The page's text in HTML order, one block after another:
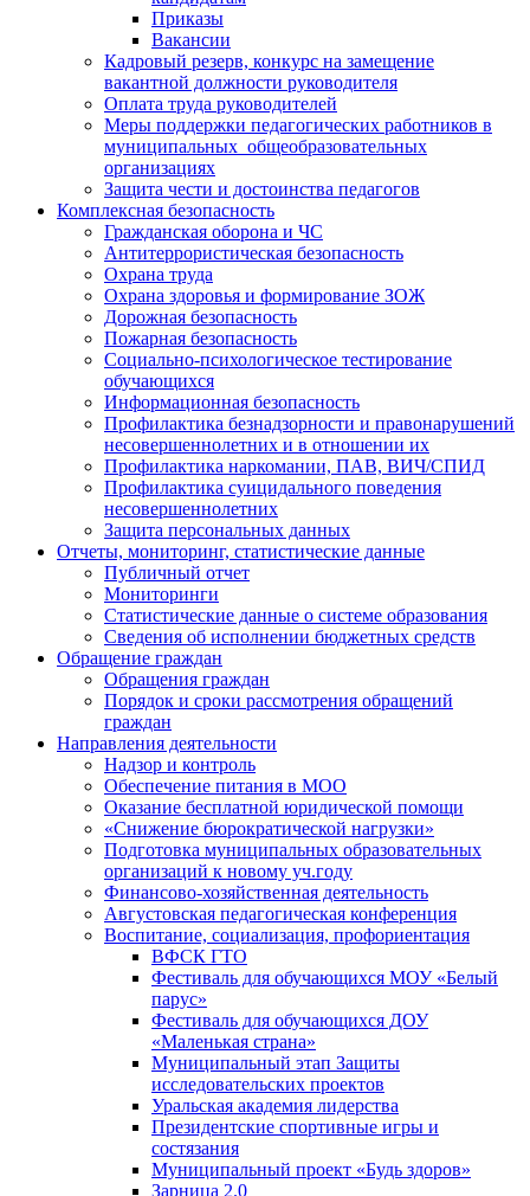
Приказы
Вакансии
Кадровый резерв, конкурс на замещение
вакантной должности руководителя
Оплата труда руководителей
Меры поддержки педагогических работников в
муниципальных общеобразовательных
организациях
Защита чести и достоинства педагогов
Комплексная безопасность
Гражданская оборона и ЧС
Антитеррористическая безопасность
Охрана труда
Охрана здоровья и формирование ЗОЖ
Дорожная безопасность
Пожарная безопасность
Социально-психологическое тестирование
обучающихся
Информационная безопасность
Профилактика безнадзорности и правонарушений
несовершеннолетних и в отношении их
Профилактика наркомании, ПАВ, ВИЧ/СПИД
Профилактика суицидального поведения
несовершеннолетних
Защита персональных данных
Отчеты, мониторинг, статистические данные
Публичный отчет
Мониторинги
Статистические данные о системе образования
Сведения об исполнении бюджетных средств
Обращение граждан
Обращения граждан
Порядок и сроки рассмотрения обращений
граждан
Направления деятельности
Надзор и контроль
Обеспечение питания в МОО
Оказание бесплатной юридической помощи
«Снижение бюрократической нагрузки»
Подготовка муниципальных образовательных
организаций к новому уч.году
Финансово-хозяйственная деятельность
Августовская педагогическая конференция
Воспитание, социализация, профориентация
ВФСК ГТО
Фестиваль для обучающихся МОУ «Белый
парус»
Фестиваль для обучающихся ДОУ
«Маленькая страна»
Муниципальный этап Защиты
исследовательских проектов
Уральская академия лидерства
Президентские спортивные игры и
состязания
Муниципальный проект «Будь здоров»
Зарница 2.0